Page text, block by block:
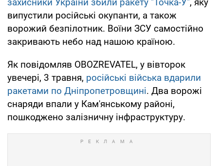
випустили російські окупанти, а також
ворожий безпілотник. Воїни ЗСУ самостійно
закривають небо над нашою країною.
Як повідомляв OBOZREVATEL, у вівторок
увечері, 3 травня, російські війська вдарили
ракетами по Дніпропетровщині. Два ворожі
снаряди впали у Кам'янському районі,
пошкоджено залізничну інфраструктуру.